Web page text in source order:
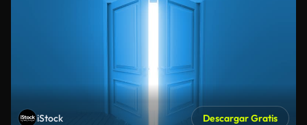
iStock Descargar Gratis